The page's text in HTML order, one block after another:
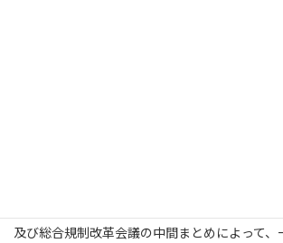
及び総合規制改革会議の中間まとめによって